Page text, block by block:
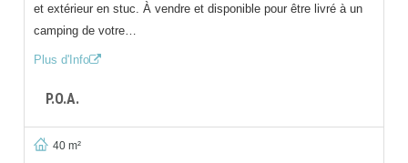
et extérieur en stuc. À vendre et disponible pour être livré à un
camping de votre…
Plus d'Info
P.O.A.
40 m²